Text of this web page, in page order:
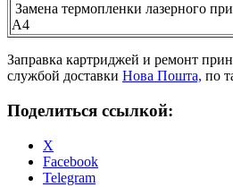
Замена термопленки лазерного
А4
Заправка картриджей и ремонт
службой доставки Нова Пошта, по
Поделиться ссылкой:
X
Facebook
Telegram